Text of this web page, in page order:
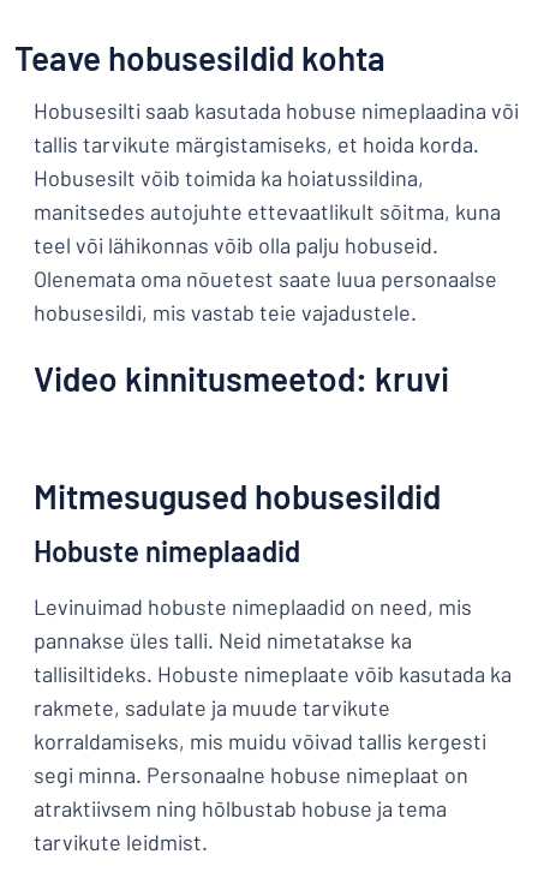
Te ei leia, mida otsite? Alustage oma sildi kujundamist
Hinnapäring
Logige
sisse
Klienditeenindus
Eraklient /
Äriklient
Teave hobusesildid kohta
Hobusesilti saab kasutada hobuse nimeplaadina või
tallis tarvikute märgistamiseks, et hoida korda.
Hobusesilt võib toimida ka hoiatussildina,
manitsedes autojuhte ettevaatlikult sõitma, kuna
teel või lähikonnas võib olla palju hobuseid.
Olenemata oma nõuetest saate luua personaalse
hobusesildi, mis vastab teie vajadustele.
Video kinnitusmeetod: kruvi
Mitmesugused hobusesildid
Hobuste nimeplaadid
Levinuimad hobuste nimeplaadid on need, mis
pannakse üles talli. Neid nimetatakse ka
tallisiltideks. Hobuste nimeplaate võib kasutada ka
rakmete, sadulate ja muude tarvikute
korraldamiseks, mis muidu võivad tallis kergesti
segi minna. Personaalne hobuse nimeplaat on
atraktiivsem ning hõlbustab hobuse ja tema
tarvikute leidmist.